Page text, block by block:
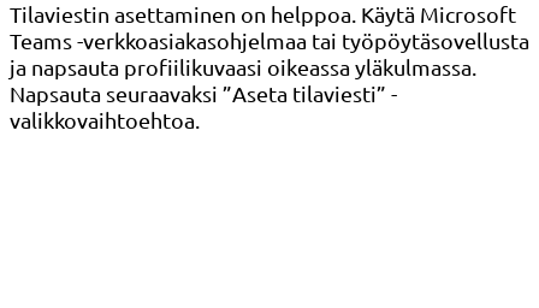
Tilaviestin asettaminen on helppoa. Käytä Microsoft
Teams -verkkoasiakasohjelmaa tai työpöytäsovellusta
ja napsauta profiilikuvaasi oikeassa yläkulmassa.
Napsauta seuraavaksi ”Aseta tilaviesti” -
valikkovaihtoehtoa.